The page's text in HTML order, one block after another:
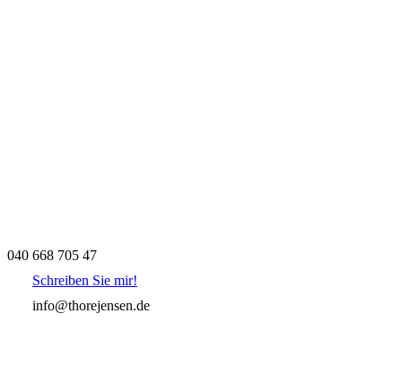
040 668 705 47
Schreiben Sie mir!
info@thorejensen.de